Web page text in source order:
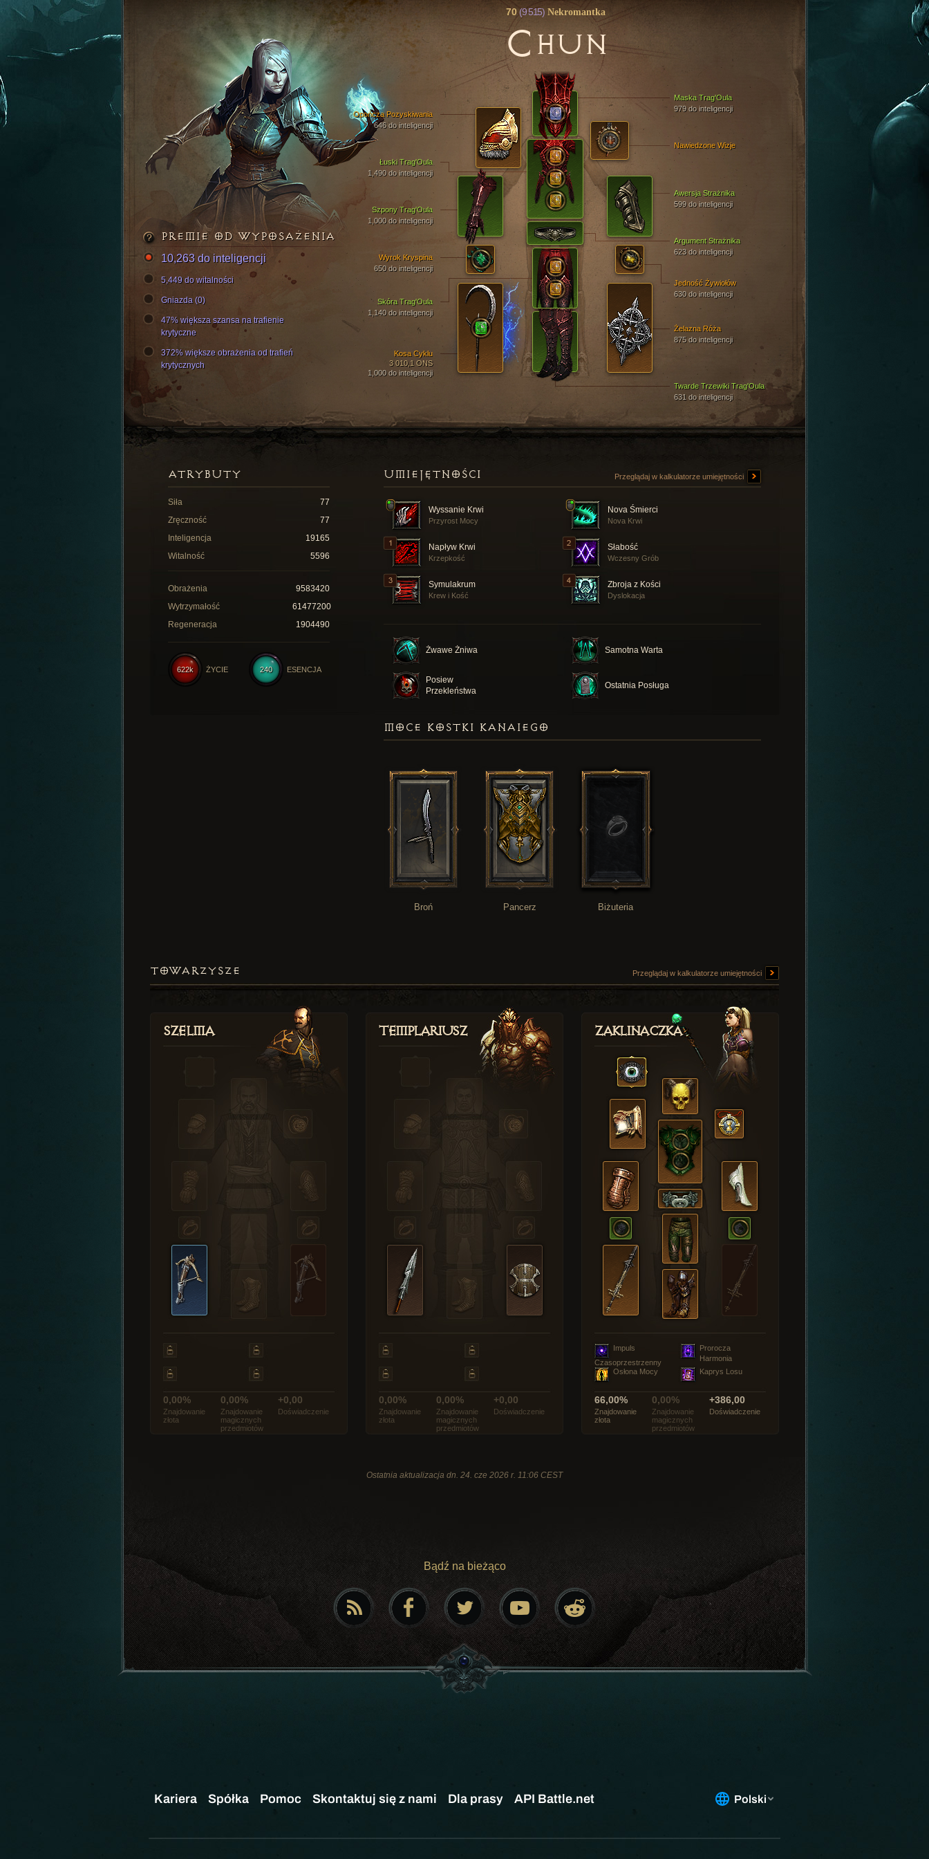
70 (9 515)Nekromantka
CHUN
Maska Trag'Oula
979 do inteligencji
Łuski Trag'Oula
1,490 do inteligencji
Twarde Trzewiki Trag'Oula
631 do inteligencji
Szpony Trag'Oula
1,000 do inteligencji
Opończa Pozyskiwania
646 do inteligencji
Skóra Trag'Oula
1,140 do inteligencji
Awersja Strażnika
599 do inteligencji
Kosa Cyklu
3 010,1 ONS
1,000 do inteligencji
Żelazna Róża
875 do inteligencji
Argument Strażnika
623 do inteligencji
Jedność Żywiołów
630 do inteligencji
Wyrok Kryspina
650 do inteligencji
Nawiedzone Wizje
PREMIE OD WYPOSAŻENIA
10,263 do inteligencji
5,449 do witalności
Gniazda (0)
47% większa szansa na trafienie
krytyczne
372% większe obrażenia od trafień
krytycznych
UMIEJĘTNOŚCI Przeglądaj w kalkulatorze umiejętności
Wyssanie Krwi
Przyrost Mocy
Nova Śmierci
Nova Krwi
Napływ Krwi
Krzepkość
Słabość
Wczesny Grób
Symulakrum
Krew i Kość
Zbroja z Kości
Dyslokacja
Żwawe Żniwa Samotna Warta
Posiew
Przekleństwa
Ostatnia Posługa
ATRYBUTY
Siła
77
Zręczność
77
Inteligencja
19165
Witalność
5596
Obrażenia
9583420
Wytrzymałość
61477200
Regeneracja
1904490
240 ESENCJA
622k ŻYCIE
MOCE KOSTKI KANAIEGO
Broń Pancerz Biżuteria
TOWARZYSZE Przeglądaj w kalkulatorze umiejętności
Szelma
0,00%
Znajdowanie
złota
0,00%
Znajdowanie
magicznych
przedmiotów
+0,00
Doświadczenie
Templariusz
0,00%
Znajdowanie
złota
0,00%
Znajdowanie
magicznych
przedmiotów
+0,00
Doświadczenie
Zaklinaczka
Impuls
Czasoprzestrzenny
Prorocza
Harmonia
Osłona Mocy
Kaprys Losu
66,00%
Znajdowanie
złota
0,00%
Znajdowanie
magicznych
przedmiotów
+386,00
Doświadczenie
Ostatnia aktualizacja dn. 24. cze 2026 r. 11:06 CEST
Bądź na bieżąco